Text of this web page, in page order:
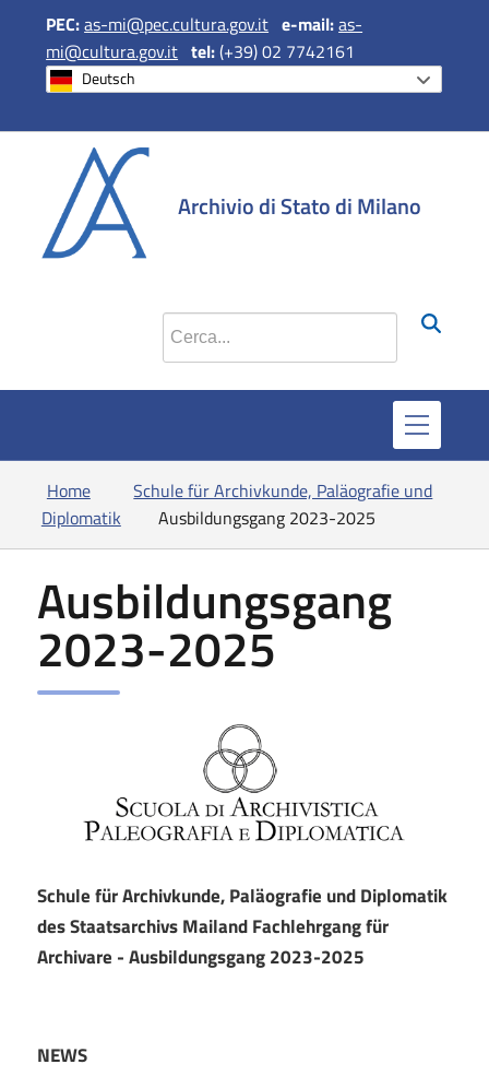
PEC:as-mi@pec.cultura.gov.it e-mail:as-
mi@cultura.gov.it tel:(+39) 02 7742161
Deutsch
Archivio di Stato di Milano
Cerca nel sito
Home
Schule für Archivkunde, Paläografie und
Diplomatik
Ausbildungsgang 2023-2025
Ausbildungsgang
2023-2025
Schule für Archivkunde, Paläografie und Diplomatik
des Staatsarchivs Mailand Fachlehrgang für
Archivare - Ausbildungsgang 2023-2025
NEWS